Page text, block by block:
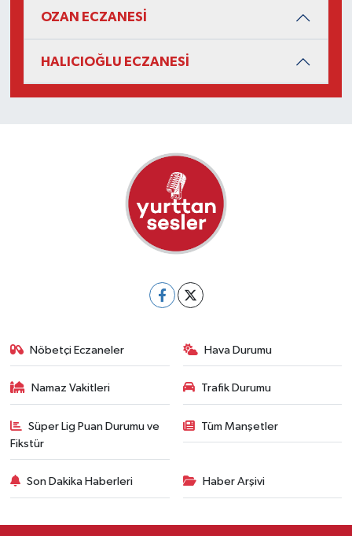
OZAN ECZANESİ
HALICIOĞLU ECZANESİ
Nöbetçi Eczaneler Hava Durumu
Namaz Vakitleri Trafik Durumu
Süper Lig Puan Durumu ve
Fikstür
Tüm Manşetler
Son Dakika Haberleri Haber Arşivi